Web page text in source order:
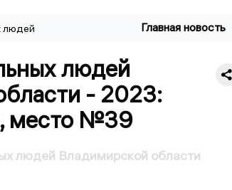
людей Главная новость
людей
- 2023:
место №39
людей Владимирской области